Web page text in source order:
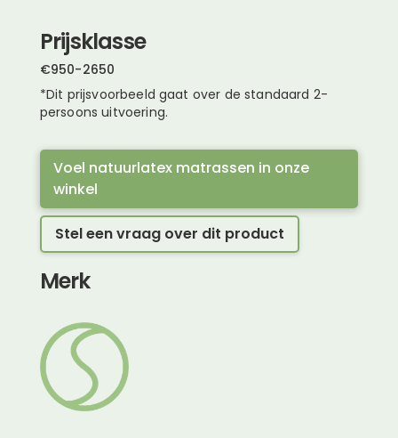
Prijsklasse
€950-2650
*Dit prijsvoorbeeld gaat over de standaard 2-
persoons uitvoering.
Voel natuurlatex matrassen in onze
winkel
Stel een vraag over dit product
Merk